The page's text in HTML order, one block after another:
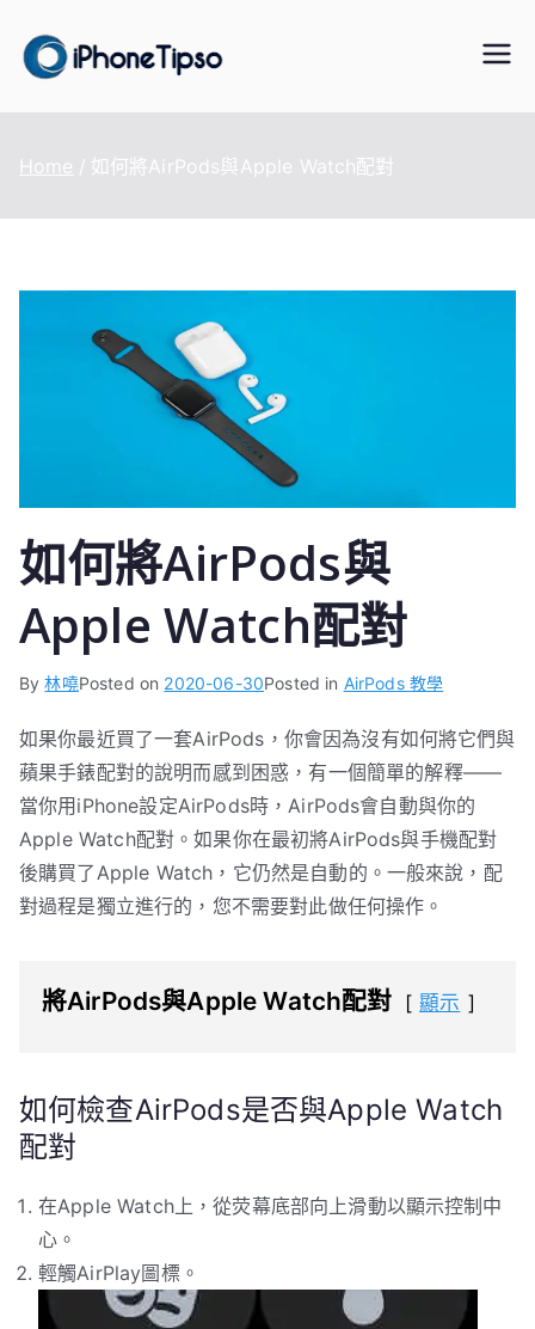
content
o
救援軟體
Home 如何將AirPods與Apple Watch配對
如何將AirPods與
Apple Watch配對
By林嘵Posted on 2020-06-30Posted in AirPods 教學
如果你最近買了一套AirPods，你會因為沒有如何將它們與
蘋果手錶配對的說明而感到困惑，有一個簡單的解釋——
當你用iPhone設定AirPods時，AirPods會自動與你的
Apple Watch配對。如果你在最初將AirPods與手機配對
後購買了Apple Watch，它仍然是自動的。一般來說，配
對過程是獨立進行的，您不需要對此做任何操作。
將AirPods與Apple Watch配對 顯示
如何檢查AirPods是否與Apple Watch
配對
在Apple Watch上，從荧幕底部向上滑動以顯示控制中
心。
輕觸AirPlay圖標。